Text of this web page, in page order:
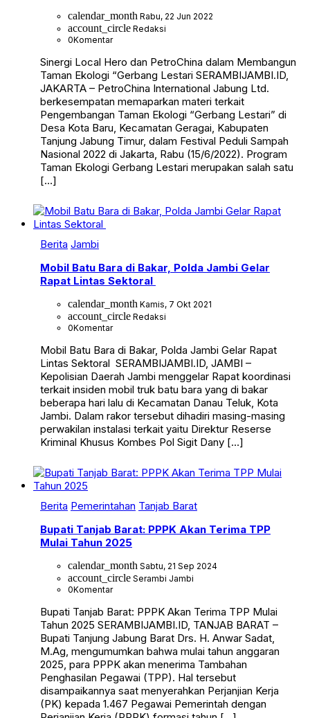
calendar_month Rabu, 22 Jun 2022
account_circle Redaksi
0Komentar
Sinergi Local Hero dan PetroChina dalam Membangun
Taman Ekologi “Gerbang Lestari SERAMBIJAMBI.ID,
JAKARTA – PetroChina International Jabung Ltd.
berkesempatan memaparkan materi terkait
Pengembangan Taman Ekologi “Gerbang Lestari” di
Desa Kota Baru, Kecamatan Geragai, Kabupaten
Tanjung Jabung Timur, dalam Festival Peduli Sampah
Nasional 2022 di Jakarta, Rabu (15/6/2022). Program
Taman Ekologi Gerbang Lestari merupakan salah satu
[…]
Berita Jambi
Mobil Batu Bara di Bakar, Polda Jambi Gelar
Rapat Lintas Sektoral
calendar_month Kamis, 7 Okt 2021
account_circle Redaksi
0Komentar
Mobil Batu Bara di Bakar, Polda Jambi Gelar Rapat
Lintas Sektoral SERAMBIJAMBI.ID, JAMBI –
Kepolisian Daerah Jambi menggelar Rapat koordinasi
terkait insiden mobil truk batu bara yang di bakar
beberapa hari lalu di Kecamatan Danau Teluk, Kota
Jambi. Dalam rakor tersebut dihadiri masing-masing
perwakilan instalasi terkait yaitu Direktur Reserse
Kriminal Khusus Kombes Pol Sigit Dany […]
Berita Pemerintahan Tanjab Barat
Bupati Tanjab Barat: PPPK Akan Terima TPP
Mulai Tahun 2025
calendar_month Sabtu, 21 Sep 2024
account_circle Serambi Jambi
0Komentar
Bupati Tanjab Barat: PPPK Akan Terima TPP Mulai
Tahun 2025 SERAMBIJAMBI.ID, TANJAB BARAT –
Bupati Tanjung Jabung Barat Drs. H. Anwar Sadat,
M.Ag, mengumumkan bahwa mulai tahun anggaran
2025, para PPPK akan menerima Tambahan
Penghasilan Pegawai (TPP). Hal tersebut
disampaikannya saat menyerahkan Perjanjian Kerja
(PK) kepada 1.467 Pegawai Pemerintah dengan